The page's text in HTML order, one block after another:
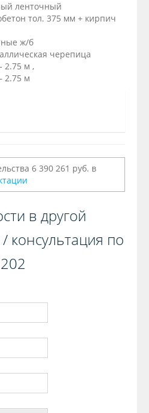
ленточный
тол. 375 мм + кирпич
ж/б
черепица
2.75 м ,
2.75 м
6 390 261 руб. в
в другой
консультация по